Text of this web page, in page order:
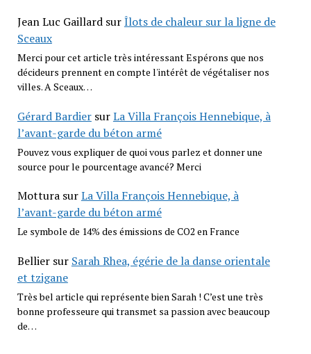
Jean Luc GaillardsurÎlots de chaleur sur la ligne de
Sceaux
Merci pour cet article très intéressant Espérons que nos
décideurs prennent en compte l'intérêt de végétaliser nos
villes. A Sceaux…
Gérard BardiersurLa Villa François Hennebique, à
l’avant-garde du béton armé
Pouvez vous expliquer de quoi vous parlez et donner une
source pour le pourcentage avancé? Merci
MotturasurLa Villa François Hennebique, à
l’avant-garde du béton armé
Le symbole de 14% des émissions de CO2 en France
Belliersur Sarah Rhea, égérie de la danse orientale
et tzigane
Très bel article qui représente bien Sarah ! C’est une très
bonne professeure qui transmet sa passion avec beaucoup
de…